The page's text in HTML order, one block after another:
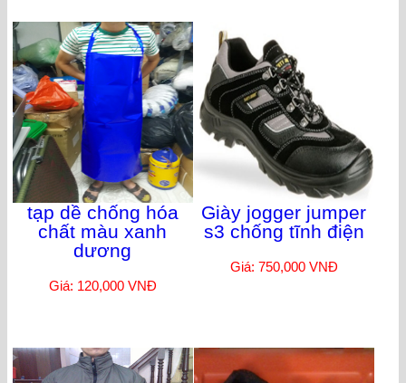
tạp dề chống hóa
chất màu xanh
dương
Giá: 120,000 VNĐ
Giày jogger jumper
s3 chống tĩnh điện
Giá: 750,000 VNĐ